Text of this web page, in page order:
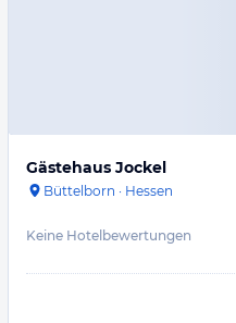
Gästehaus Jockel
Büttelborn · Hessen
Keine Hotelbewertungen